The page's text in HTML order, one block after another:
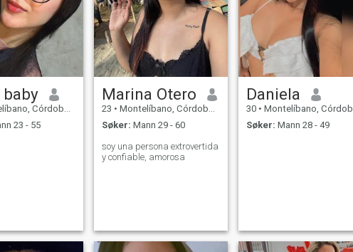
baby
Córdoba, Colombia
23 - 55
Marina Otero
23 • Montelíbano, Córdoba, Colombia
Søker: Mann 29 - 60
soy una persona extrovertida
y confiable, amorosa
Daniela
30 • Montelíbano, Córdoba, Colombia
Søker: Mann 28 - 49